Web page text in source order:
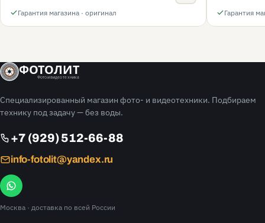
Гарантия магазина · оригинал Гарантия
ФОТОЛИТ
Фото и видео техника
Специализированный магазин фото- и видеотехники. Подбираем
технику под задачу — без воды.
+7 (929) 512-66-88
info-fotolit@yandex.ru
Москва · доставка по всей России